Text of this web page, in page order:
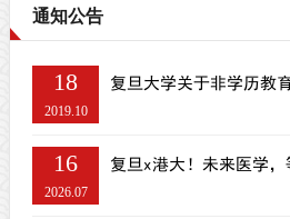
通知公告
18
2019.10
复旦大学关于非学历教
16
2026.07
复旦x港大！未来医学，